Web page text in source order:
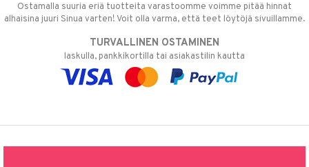
Ostamalla suuria eriä tuotteita varastoomme voimme pitää hinnat
alhaisina juuri Sinua varten! Voit olla varma, että teet löytöjä sivuillamme.
TURVALLINEN OSTAMINEN
laskulla, pankkikortilla tai asiakastilin kautta